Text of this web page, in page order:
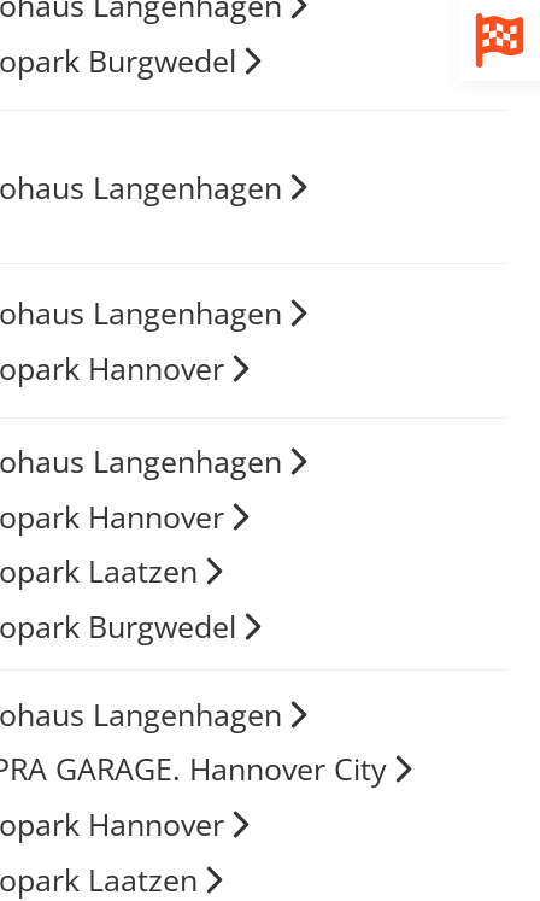
Burgwedel
Langenhagen
Langenhagen
Hannover
Langenhagen
Hannover
Laatzen
Burgwedel
Langenhagen
GARAGE. Hannover City
Hannover
Laatzen